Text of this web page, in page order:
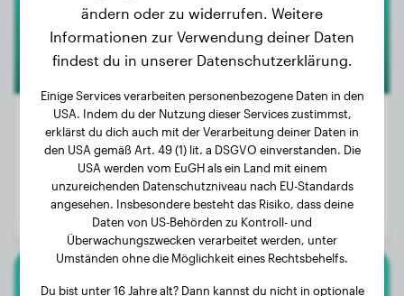
Gewicht:
Alter:
4 Jahre, 5 Monate
Geschlecht:
American Bully Xl
ändern oder zu widerrufen. Weitere
Informationen zur Verwendung deiner Daten
findest du in unserer Datenschutzerklärung.
Einige Services verarbeiten personenbezogene Daten in den
USA. Indem du der Nutzung dieser Services zustimmst,
erklärst du dich auch mit der Verarbeitung deiner Daten in
den USA gemäß Art. 49 (1) lit. a DSGVO einverstanden. Die
USA werden vom EuGH als ein Land mit einem
unzureichenden Datenschutzniveau nach EU-Standards
angesehen. Insbesondere besteht das Risiko, dass deine
Daten von US-Behörden zu Kontroll- und
Überwachungszwecken verarbeitet werden, unter
Umständen ohne die Möglichkeit eines Rechtsbehelfs.
Du bist unter 16 Jahre alt? Dann kannst du nicht in optionale